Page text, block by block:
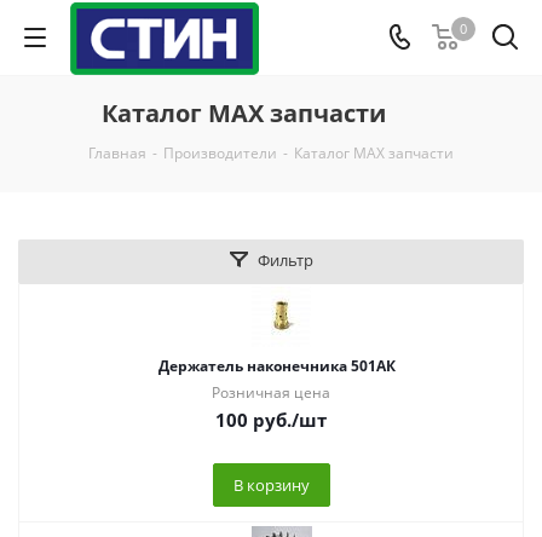
0
Каталог MAX запчасти
Главная - Производители - Каталог MAX запчасти
Фильтр
Держатель наконечника 501АК
Розничная цена
100 руб./шт
В корзину